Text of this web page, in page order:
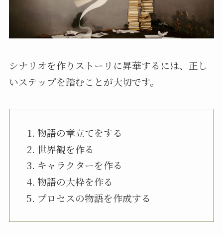
シナリオを作りストーリに昇華するには、正し
いステップを踏むことが大切です。
物語の章立てをする
世界観を作る
キャラクターを作る
物語の大枠を作る
プロセスの物語を作成する